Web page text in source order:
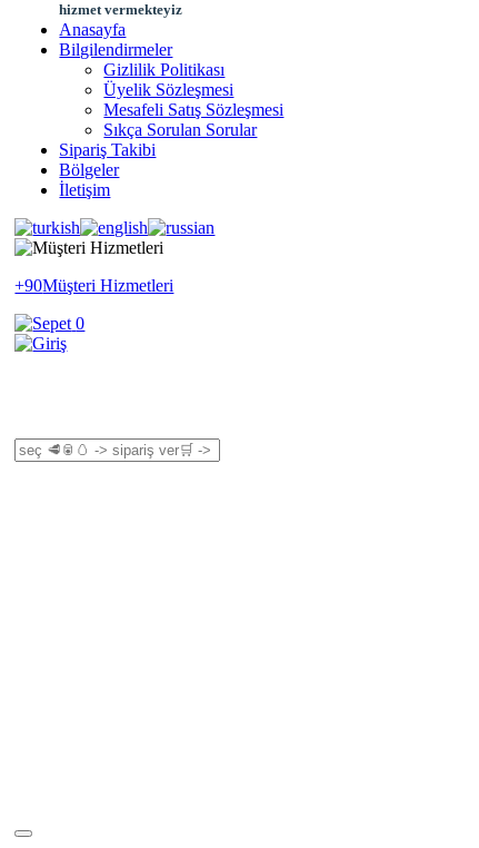
hizmet vermekteyiz
Anasayfa
Bilgilendirmeler
Gizlilik Politikası
Üyelik Sözleşmesi
Mesafeli Satış Sözleşmesi
Sıkça Sorulan Sorular
Sipariş Takibi
Bölgeler
İletişim
+90Müşteri Hizmetleri
0